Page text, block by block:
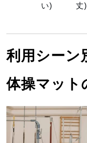
い)
丈)
利用シーン
体操マット